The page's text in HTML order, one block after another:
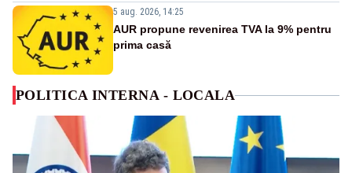
5 aug. 2026, 14:25
AUR propune revenirea TVA la 9% pentru
prima casă
POLITICA INTERNA - LOCALA